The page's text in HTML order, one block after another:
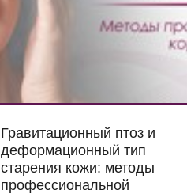
Гравитационный птоз и
деформационный тип
старения кожи: методы
профессиональной